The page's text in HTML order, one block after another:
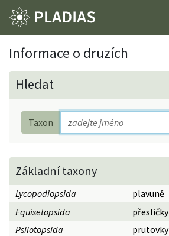
Informace o druzích
Hledat
Taxon
Základní taxony
Lycopodiopsida
plavuně
Equisetopsida
přesličky
Psilotopsida
prutovky